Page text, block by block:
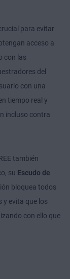
para evitar
acceso a
con las
del
con una
tiempo real y
incluso contra
también
su Escudo de
bloquea todos
y evita que los
con ello que